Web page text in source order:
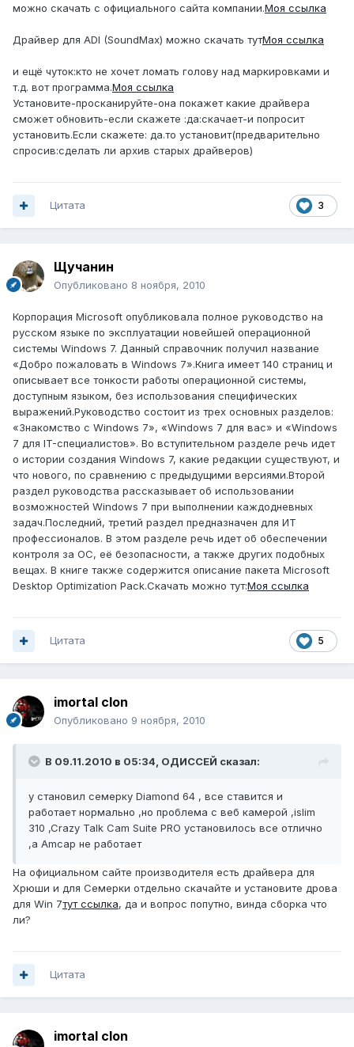
можно скачать с официального сайта компании.Моя ссылка
Драйвер для ADI (SoundMax) можно скачать тутМоя ссылка
и ещё чуток:кто не хочет ломать голову над маркировками и
т.д. вот программа.Моя ссылка
Установите-просканируйте-она покажет какие драйвера
сможет обновить-если скажете :да:скачает-и попросит
установить.Если скажете: да.то установит(предварительно
спросив:сделать ли архив старых драйверов)
3
Цитата
Щучанин
Опубликовано 8 ноября, 2010
Корпорация Microsoft опубликовала полное руководство на
русском языке по эксплуатации новейшей операционной
системы Windows 7. Данный справочник получил название
«Добро пожаловать в Windows 7».Книга имеет 140 страниц и
описывает все тонкости работы операционной системы,
доступным языком, без использования специфических
выражений.Руководство состоит из трех основных разделов:
«Знакомство с Windows 7», «Windows 7 для вас» и «Windows
7 для IT-специалистов». Во вступительном разделе речь идет
о истории создания Windows 7, какие редакции существуют, и
что нового, по сравнению с предыдущими версиями.Второй
раздел руководства рассказывает об использовании
возможностей Windows 7 при выполнении каждодневных
задач.Последний, третий раздел предназначен для ИТ
профессионалов. В этом разделе речь идет об обеспечении
контроля за ОС, её безопасности, а также других подобных
вещах. В книге также содержится описание пакета Microsoft
Desktop Optimization Pack.Скачать можно тут:Моя ссылка
5
Цитата
imortal clon
Опубликовано 9 ноября, 2010
В 09.11.2010 в 05:34, ОДИССЕЙ сказал:
у становил семерку Diamond 64 , все ставится и
работает нормально ,но проблема с веб камерой ,islim
310 ,Crazy Talk Cam Suite PRO установилось все отлично
,а Amcap не работает
На официальном сайте производителя есть драйвера для
Хрюши и для Семерки отдельно скачайте и установите дрова
для Win 7тут ссылка, да и вопрос попутно, винда сборка что
ли?
Цитата
imortal clon